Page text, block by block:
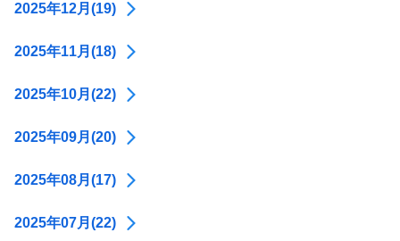
2025年12月(19)
2025年11月(18)
2025年10月(22)
2025年09月(20)
2025年08月(17)
2025年07月(22)